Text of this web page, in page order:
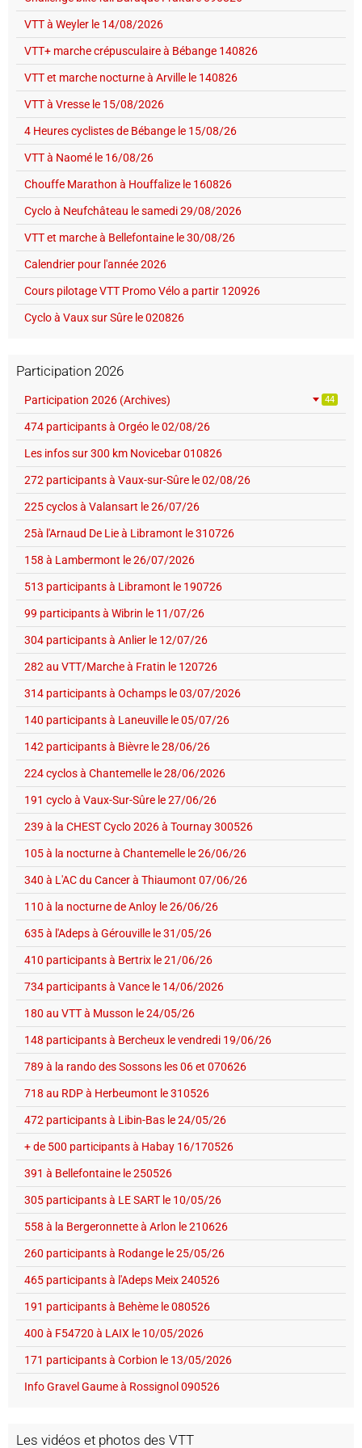
VTT à Weyler le 14/08/2026
VTT+ marche crépusculaire à Bébange 140826
VTT et marche nocturne à Arville le 140826
VTT à Vresse le 15/08/2026
4 Heures cyclistes de Bébange le 15/08/26
VTT à Naomé le 16/08/26
Chouffe Marathon à Houffalize le 160826
Cyclo à Neufchâteau le samedi 29/08/2026
VTT et marche à Bellefontaine le 30/08/26
Calendrier pour l'année 2026
Cours pilotage VTT Promo Vélo a partir 120926
Cyclo à Vaux sur Sûre le 020826
Participation 2026
Participation 2026 (Archives) 44
474 participants à Orgéo le 02/08/26
Les infos sur 300 km Novicebar 010826
272 participants à Vaux-sur-Sûre le 02/08/26
225 cyclos à Valansart le 26/07/26
25à l'Arnaud De Lie à Libramont le 310726
158 à Lambermont le 26/07/2026
513 participants à Libramont le 190726
99 participants à Wibrin le 11/07/26
304 participants à Anlier le 12/07/26
282 au VTT/Marche à Fratin le 120726
314 participants à Ochamps le 03/07/2026
140 participants à Laneuville le 05/07/26
142 participants à Bièvre le 28/06/26
224 cyclos à Chantemelle le 28/06/2026
191 cyclo à Vaux-Sur-Sûre le 27/06/26
239 à la CHEST Cyclo 2026 à Tournay 300526
105 à la nocturne à Chantemelle le 26/06/26
340 à L'AC du Cancer à Thiaumont 07/06/26
110 à la nocturne de Anloy le 26/06/26
635 à l'Adeps à Gérouville le 31/05/26
410 participants à Bertrix le 21/06/26
734 participants à Vance le 14/06/2026
180 au VTT à Musson le 24/05/26
148 participants à Bercheux le vendredi 19/06/26
789 à la rando des Sossons les 06 et 070626
718 au RDP à Herbeumont le 310526
472 participants à Libin-Bas le 24/05/26
+ de 500 participants à Habay 16/170526
391 à Bellefontaine le 250526
305 participants à LE SART le 10/05/26
558 à la Bergeronnette à Arlon le 210626
260 participants à Rodange le 25/05/26
465 participants à l'Adeps Meix 240526
191 participants à Behème le 080526
400 à F54720 à LAIX le 10/05/2026
171 participants à Corbion le 13/05/2026
Info Gravel Gaume à Rossignol 090526
Les vidéos et photos des VTT